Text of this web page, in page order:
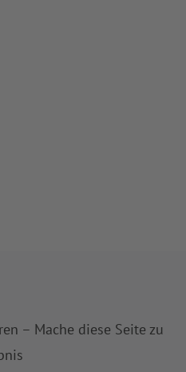
– Mache diese Seite zu